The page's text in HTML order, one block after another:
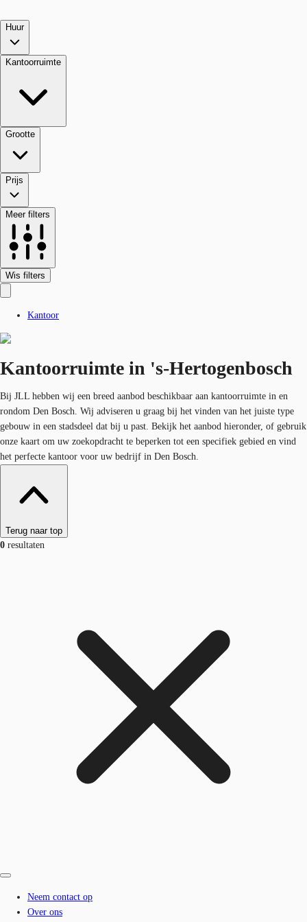
Huur
Kantoorruimte
Grootte
Prijs
Meer filters
Wis filters
Kantoor
Kantoorruimte in 's-Hertogenbosch
Bij JLL hebben wij een breed aanbod beschikbaar aan kantoorruimte in en
rondom Den Bosch. Wij adviseren u graag bij het vinden van het juiste type
gebouw in een stadsdeel dat bij u past. Bekijk het aanbod hieronder, of gebruik
onze kaart om uw zoekopdracht te beperken tot een specifiek gebied en vind
het perfecte kantoor voor uw bedrijf in Den Bosch.
Terug naar top
0 resultaten
Neem contact op
Over ons